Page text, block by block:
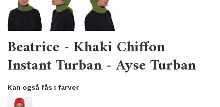
Beatrice - Khaki Chiffon
Instant Turban - Ayse Turban
Kan også fås i farver